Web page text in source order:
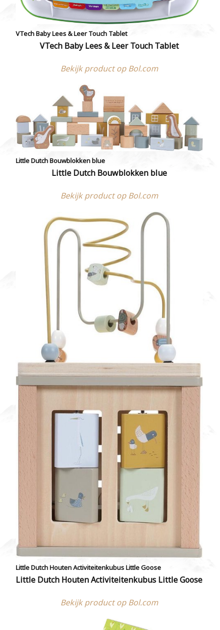
VTech Baby Lees & Leer Touch Tablet
VTech Baby Lees & Leer Touch Tablet
Bekijk product op Bol.com
Little Dutch Bouwblokken blue
Little Dutch Bouwblokken blue
Bekijk product op Bol.com
Little Dutch Houten Activiteitenkubus Little Goose
Little Dutch Houten Activiteitenkubus Little Goose
Bekijk product op Bol.com